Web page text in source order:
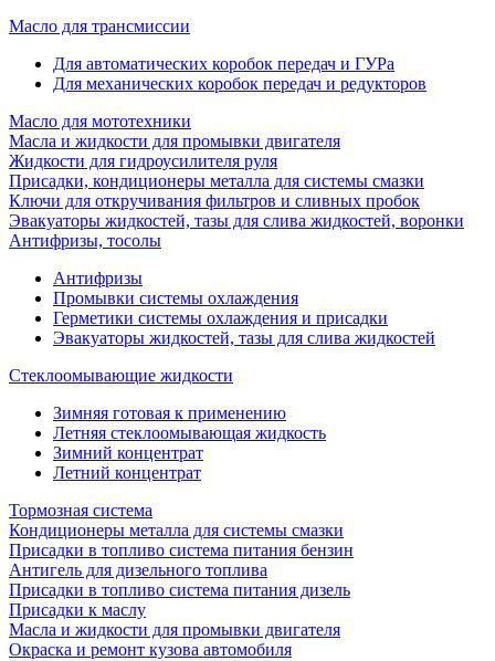
Масло для трансмиссии
Для автоматических коробок передач и ГУРа
Для механических коробок передач и редукторов
Масло для мототехники
Масла и жидкости для промывки двигателя
Жидкости для гидроусилителя руля
Присадки, кондиционеры металла для системы смазки
Ключи для откручивания фильтров и сливных пробок
Эвакуаторы жидкостей, тазы для слива жидкостей, воронки
Антифризы, тосолы
Антифризы
Промывки системы охлаждения
Герметики системы охлаждения и присадки
Эвакуаторы жидкостей, тазы для слива жидкостей
Стеклоомывающие жидкости
Зимняя готовая к применению
Летняя стеклоомывающая жидкость
Зимний концентрат
Летний концентрат
Тормозная система
Кондиционеры металла для системы смазки
Присадки в топливо система питания бензин
Антигель для дизельного топлива
Присадки в топливо система питания дизель
Присадки к маслу
Масла и жидкости для промывки двигателя
Окраска и ремонт кузова автомобиля